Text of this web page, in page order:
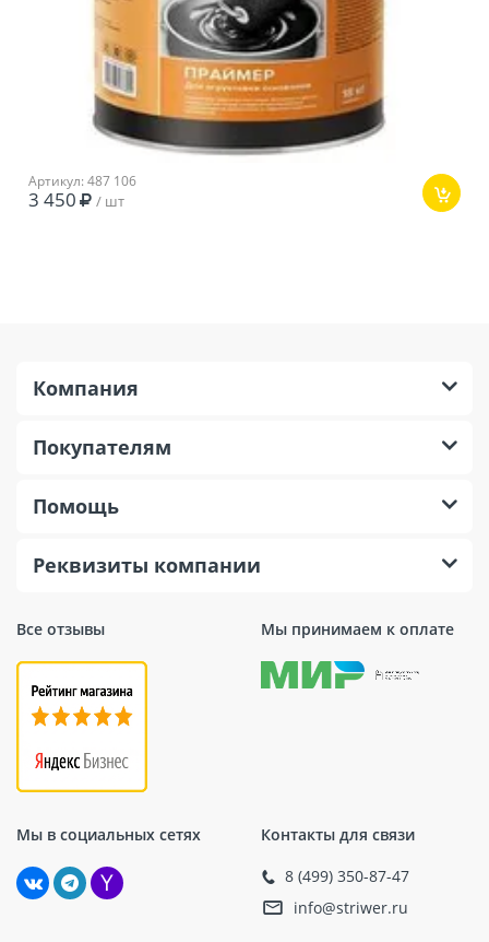
Артикул: 487 106
3 450 / шт
Все отзывы Мы принимаем к оплате
Мы в социальных сетях Контакты для связи
8 (499) 350-87-47
info@striwer.ru
Компания
Покупателям
Помощь
Реквизиты компании